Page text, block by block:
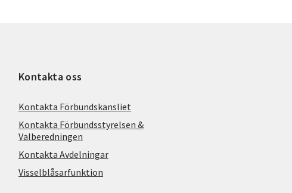
Kontakta oss
Kontakta Förbundskansliet
Kontakta Förbundsstyrelsen &
Valberedningen
Kontakta Avdelningar
Visselblåsarfunktion